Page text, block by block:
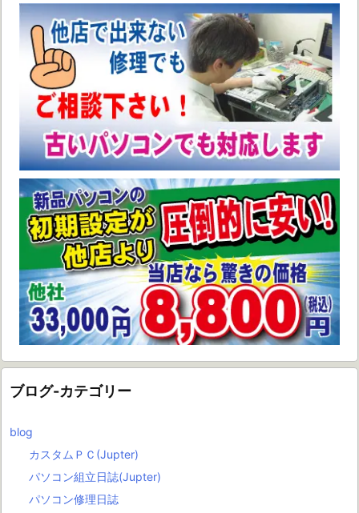
ブログ-カテゴリー
blog
カスタムＰＣ(Jupter)
パソコン組立日誌(Jupter)
パソコン修理日誌